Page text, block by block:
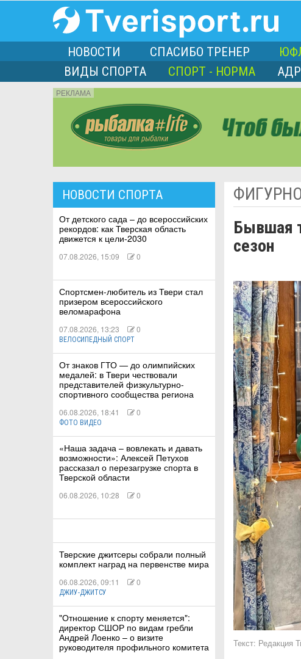
НОВОСТИ СПАСИБО ТРЕНЕР
ВИДЫ СПОРТА
СПОРТ - НОРМА
РЕКЛАМА
НОВОСТИ СПОРТА
От детского сада – до всероссийских
рекордов: как Тверская область
движется к цели-2030
07.08.2026, 15:09 0
Спортсмен-любитель из Твери стал
призером всероссийского
веломарафона
07.08.2026, 13:23 0
ВЕЛОСИПЕДНЫЙ СПОРТ
От знаков ГТО — до олимпийских
медалей: в Твери чествовали
представителей физкультурно-
спортивного сообщества региона
06.08.2026, 18:41 0
ФОТО ВИДЕО
«Наша задача – вовлекать и давать
возможности»: Алексей Петухов
рассказал о перезагрузке спорта в
Тверской области
06.08.2026, 10:28 0
Тверские джитсеры собрали полный
комплект наград на первенстве мира
06.08.2026, 09:11 0
ДЖИУ-ДЖИТСУ
"Отношение к спорту меняется":
директор СШОР по видам гребли
Андрей Лоенко – о визите
руководителя профильного комитета
Бывшая
сезон
Текст: Редакция